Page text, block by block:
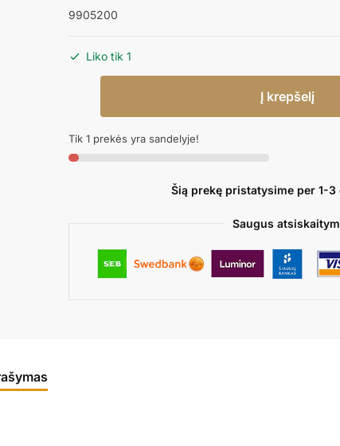
9905200
Liko tik 1
HARRY
POTTER
Į krepšelį
Tik 1 prekės yra sandelyje!
Šią prekę pristatysime per 1-3
Saugus